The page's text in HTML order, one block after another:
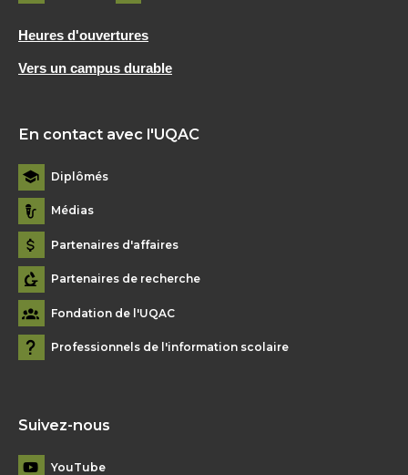
Heures d'ouvertures
Vers un campus durable
En contact avec l'UQAC
Diplômés
Médias
Partenaires d'affaires
Partenaires de recherche
Fondation de l'UQAC
Professionnels de l'information scolaire
Suivez-nous
YouTube